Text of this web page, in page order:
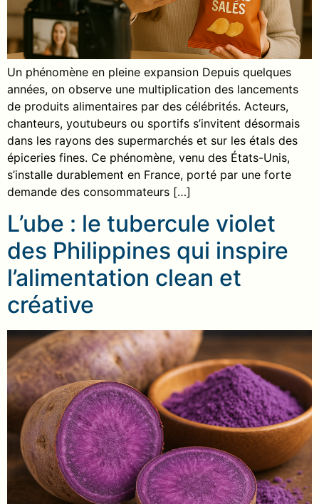
Un phénomène en pleine expansion Depuis quelques
années, on observe une multiplication des lancements
de produits alimentaires par des célébrités. Acteurs,
chanteurs, youtubeurs ou sportifs s’invitent désormais
dans les rayons des supermarchés et sur les étals des
épiceries fines. Ce phénomène, venu des États-Unis,
s’installe durablement en France, porté par une forte
demande des consommateurs […]
L’ube : le tubercule violet
des Philippines qui inspire
l’alimentation clean et
créative